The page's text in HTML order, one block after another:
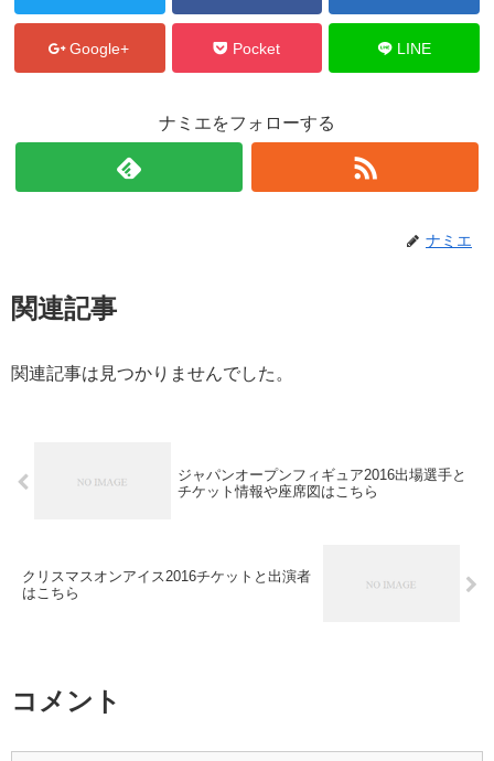
Google+ Pocket LINE
ナミエをフォローする
ナミエ
関連記事
関連記事は見つかりませんでした。
ジャパンオープンフィギュア2016出場選手と
チケット情報や座席図はこちら
クリスマスオンアイス2016チケットと出演者
はこちら
コメント